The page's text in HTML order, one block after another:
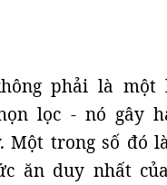
phải là một
lọc - nó gây
Một trong số đó
ăn duy nhất